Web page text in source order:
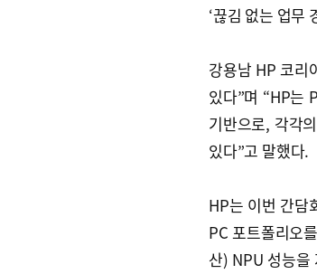
‘끊김 없는 업무
강용남 HP 코리
있다”며 “HP는
기반으로, 각각
있다”고 말했다.
HP는 이번 간담
PC 포트폴리오
산) NPU 성능을